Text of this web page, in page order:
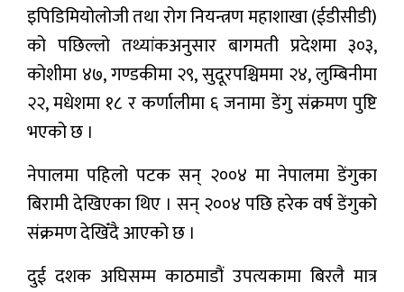
इपिडिमियोलोजी तथा रोग नियन्त्रण महाशाखा (ईडीसीडी)
को पछिल्लो तथ्यांकअनुसार बागमती प्रदेशमा ३०३,
कोशीमा ४७, गण्डकीमा २९, सुदूरपश्चिममा २४, लुम्बिनीमा
२२, मधेशमा १८ र कर्णालीमा ६ जनामा डेंगु संक्रमण पुष्टि
भएको छ ।
नेपालमा पहिलो पटक सन् २००४ मा नेपालमा डेंगुका
बिरामी देखिएका थिए । सन् २००४ पछि हरेक वर्ष डेंगुको
संक्रमण देखिँदै आएको छ ।
दुई दशक अघिसम्म काठमाडौं उपत्यकामा बिरलै मात्र